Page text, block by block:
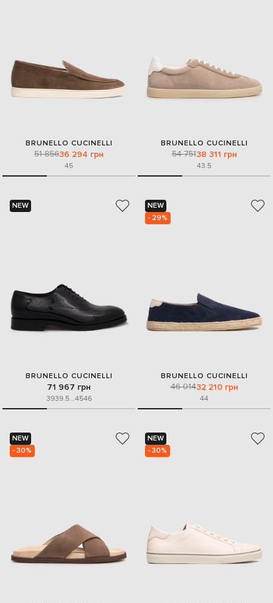
BRUNELLO CUCINELLI
51 85636 294 грн
45
BRUNELLO CUCINELLI
54 75138 311 грн
43.5
NEW
BRUNELLO CUCINELLI
71 967 грн
3939.5...4546
NEW
- 29%
BRUNELLO CUCINELLI
46 01432 210 грн
44
NEW
- 30%
NEW
- 30%